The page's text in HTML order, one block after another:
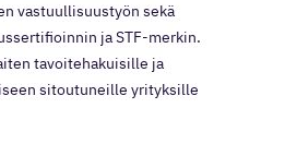
vastuullisuustyön sekä
ja STF-merkin.
tavoitehakuisille ja
sitoutuneille yrityksille